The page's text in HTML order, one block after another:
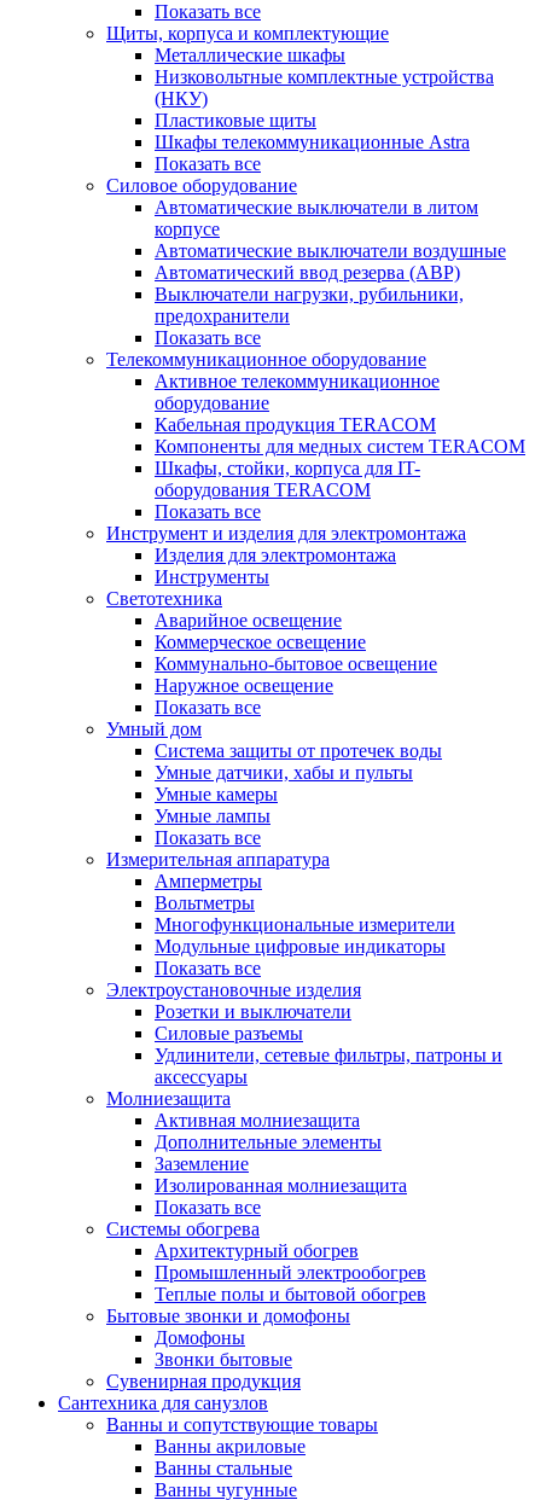
Показать все
Щиты, корпуса и комплектующие
Металлические шкафы
Низковольтные комплектные устройства
(НКУ)
Пластиковые щиты
Шкафы телекоммуникационные Astra
Показать все
Силовое оборудование
Автоматические выключатели в литом
корпусе
Автоматические выключатели воздушные
Автоматический ввод резерва (АВР)
Выключатели нагрузки, рубильники,
предохранители
Показать все
Телекоммуникационное оборудование
Активное телекоммуникационное
оборудование
Кабельная продукция TERACOM
Компоненты для медных систем TERACOM
Шкафы, стойки, корпуса для IT-
оборудования TERACOM
Показать все
Инструмент и изделия для электромонтажа
Изделия для электромонтажа
Инструменты
Светотехника
Аварийное освещение
Коммерческое освещение
Коммунально-бытовое освещение
Наружное освещение
Показать все
Умный дом
Система защиты от протечек воды
Умные датчики, хабы и пульты
Умные камеры
Умные лампы
Показать все
Измерительная аппаратура
Амперметры
Вольтметры
Многофункциональные измерители
Модульные цифровые индикаторы
Показать все
Электроустановочные изделия
Розетки и выключатели
Силовые разъемы
Удлинители, сетевые фильтры, патроны и
аксессуары
Молниезащита
Активная молниезащита
Дополнительные элементы
Заземление
Изолированная молниезащита
Показать все
Системы обогрева
Архитектурный обогрев
Промышленный электрообогрев
Теплые полы и бытовой обогрев
Бытовые звонки и домофоны
Домофоны
Звонки бытовые
Сувенирная продукция
Сантехника для санузлов
Ванны и сопутствующие товары
Ванны акриловые
Ванны стальные
Ванны чугунные